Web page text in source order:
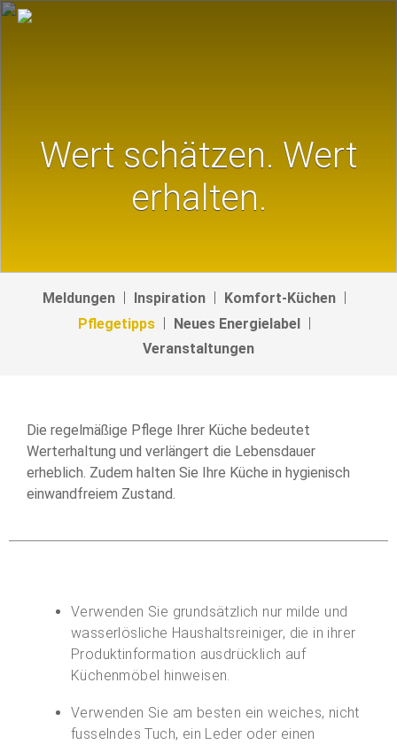
Wert schätzen. Wert
erhalten.
Meldungen Inspiration
Komfort-Küchen
Pflegetipps
Neues Energielabel
Veranstaltungen
Die regelmäßige Pflege Ihrer Küche bedeutet
Werterhaltung und verlängert die Lebensdauer
erheblich. Zudem halten Sie Ihre Küche in hygienisch
einwandfreiem Zustand.
Verwenden Sie grundsätzlich nur milde und
wasserlösliche Haushaltsreiniger, die in ihrer
Produktinformation ausdrücklich auf
Küchenmöbel hinweisen.
Verwenden Sie am besten ein weiches, nicht
fusselndes Tuch, ein Leder oder einen